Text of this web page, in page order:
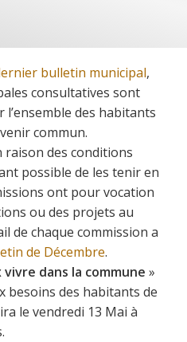
bulletin municipal,
consultatives sont
des habitants
commun.
des conditions
possible de les tenir en
ont pour vocation
ou des projets au
de chaque commission a
de Décembre.
vivre dans la commune »
besoins des habitants de
le vendredi 13 Mai à